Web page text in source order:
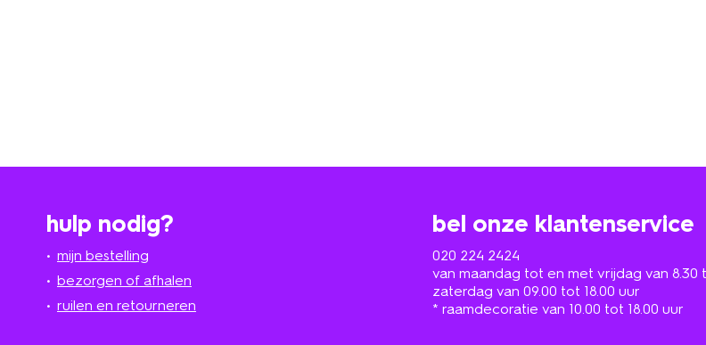
hulp nodig?
mijn bestelling
bezorgen of afhalen
ruilen en retourneren
bel onze klantenservice
020 224 2424
van maandag tot en met vrijdag van 8.30
zaterdag van 09.00 tot 18.00 uur
* raamdecoratie van 10.00 tot 18.00 uur